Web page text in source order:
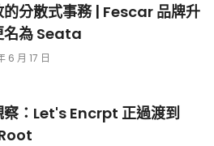
的分散式事務 | Fescar 品牌升
名為 Seata
6 月 17 日
察：Let's Encrpt 正過渡到